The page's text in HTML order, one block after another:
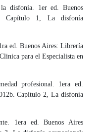
disfonía. 1er ed. Buenos
Capítulo 1, La disfonía
ed. Buenos Aires: Librería
para el Especialista en
profesional. 1era ed.
Capítulo 2, La disfonía
1era ed. Buenos Aires